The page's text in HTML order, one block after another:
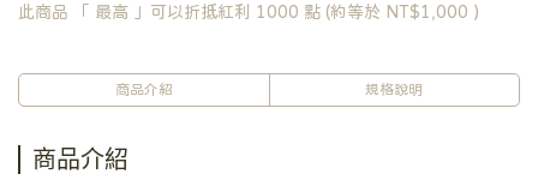
此商品 「 最高 」可以折抵紅利 1000 點 (約等於 NT$1,000 )
商品介紹 規格說明
商品介紹